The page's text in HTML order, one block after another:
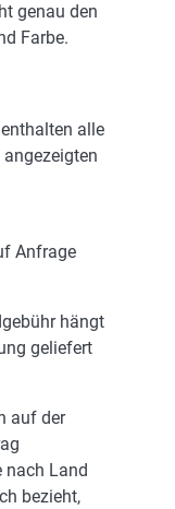
genau den
Farbe.
alle
angezeigten
Anfrage
hängt
geliefert
auf der
nach Land
bezieht,